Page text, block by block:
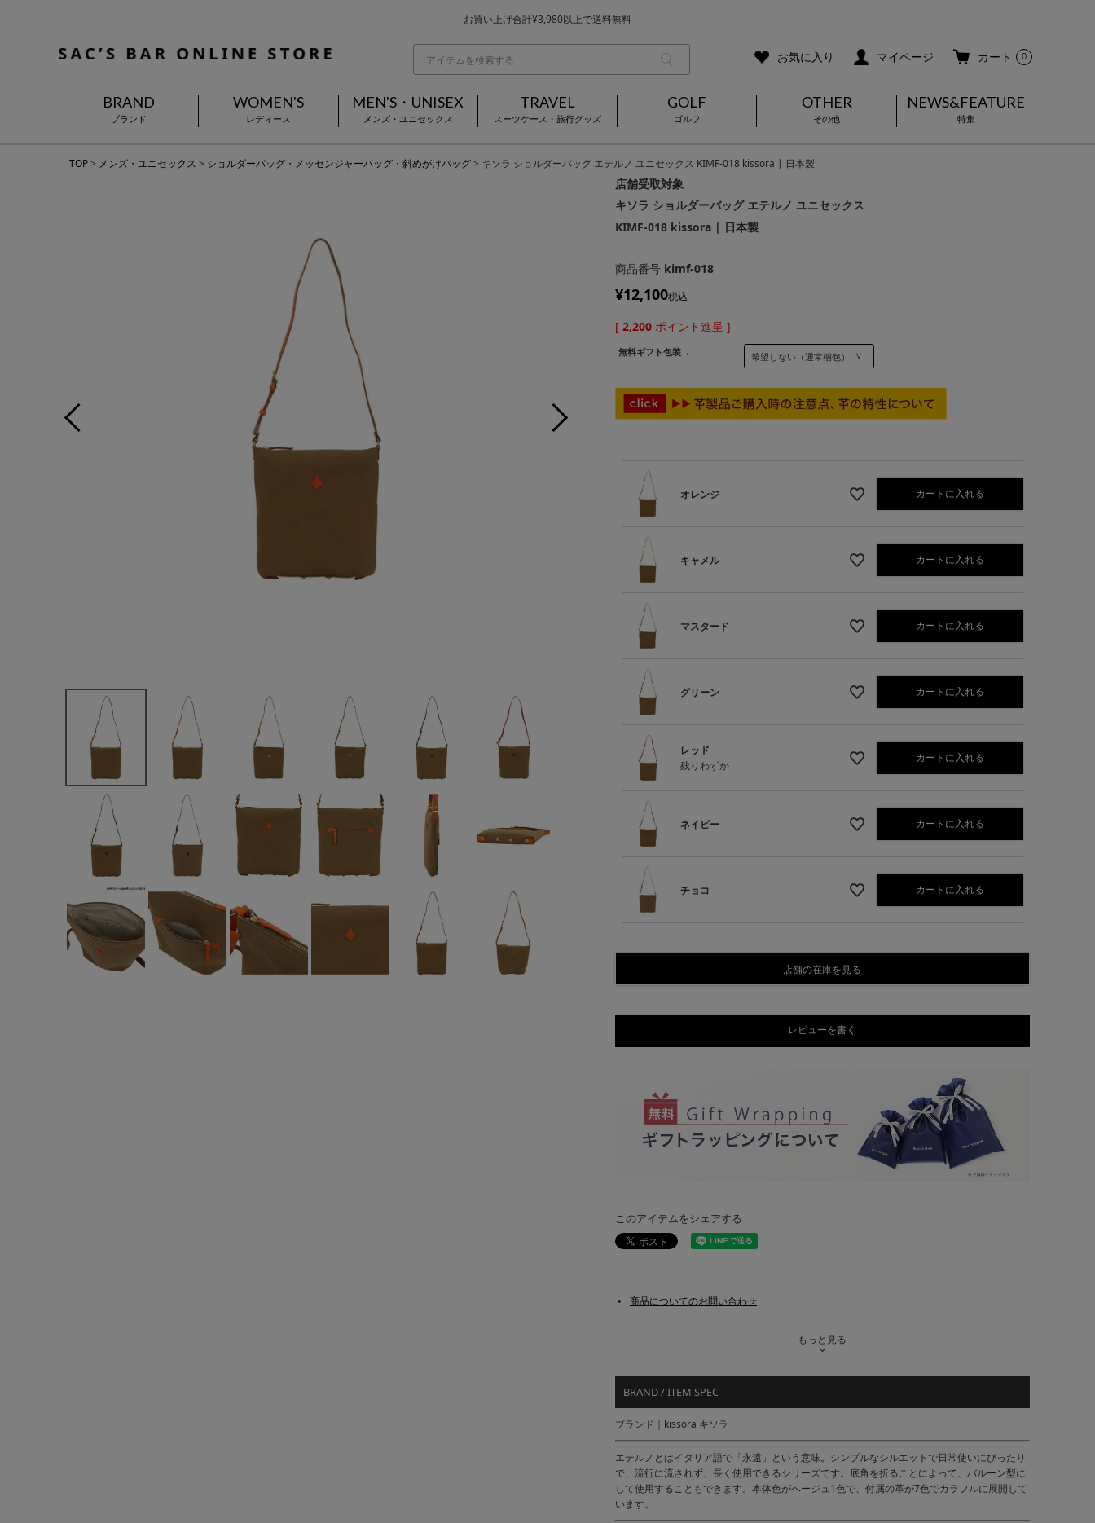
お買い上げ合計¥3,980以上で送料無料
当日～翌営業日を目安に順次発送（一部お取り寄せ商品を除く）
お気に入り マイページ カート 0
BRAND
ブランド
WOMEN'S
レディース
MEN'S・UNISEX
メンズ・ユニセックス
TRAVEL
スーツケース・旅行グッズ
GOLF
ゴルフ
OTHER
その他
NEWS&FEATURE
特集
TOP メンズ・ユニセックス ショルダーバッグ・メッセンジャーバッグ・斜めがけバッグ キソラ ショルダーバッグ エテルノ ユニセックス KIMF-018 kissora | 日本製
店舗受取対象
キソラ ショルダーバッグ エテルノ ユニセックス
KIMF-018 kissora | 日本製
商品番号 kimf-018
¥12,100税込
[ 2,200 ポイント進呈 ]
無料ギフト包装→
オレンジ カートに入れる
キャメル カートに入れる
マスタード カートに入れる
グリーン カートに入れる
レッド
残りわずか
カートに入れる
ネイビー カートに入れる
チョコ カートに入れる
店舗の在庫を見る
レビューを書く
このアイテムをシェアする
商品についてのお問い合わせ
もっと見る
BRAND / ITEM SPEC
ブランド｜kissora キソラ
エテルノとはイタリア語で「永遠」という意味。シンプルなシルエットで日常使いにぴったり
で、流行に流されず、長く使用できるシリーズです。底角を折ることによって、バルーン型に
して使用することもできます。本体色がベージュ1色で、付属の革が7色でカラフルに展開して
います。